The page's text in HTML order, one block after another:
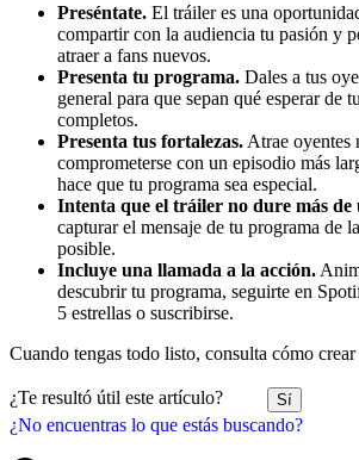
¿No encuentras lo que estás buscando?
Preséntate. El tráiler es una
compartir con la audiencia tu pasión y
atraer a fans nuevos.
Presenta tu programa. Dales a tus
general para que sepan qué esperar de
completos.
Presenta tus fortalezas. Atrae oyentes
comprometerse con un episodio más
hace que tu programa sea especial.
Intenta que el tráiler no dure más de
capturar el mensaje de tu programa de
posible.
Incluye una llamada a la acción.
descubrir tu programa, seguirte en
5 estrellas o suscribirse.
Cuando tengas todo listo, consulta cómo
¿Te resultó útil este artículo? Sí